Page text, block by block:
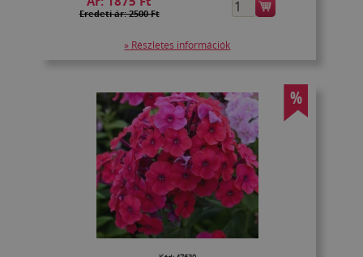
Eredeti ár: 2500 Ft
» Részletes információk
%